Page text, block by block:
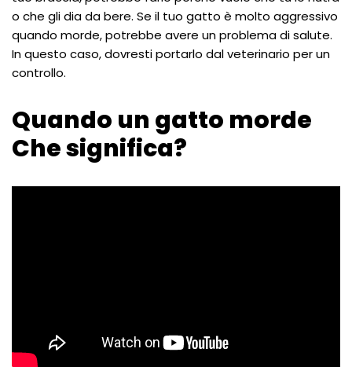
o che gli dia da bere. Se il tuo gatto è molto aggressivo
quando morde, potrebbe avere un problema di salute.
In questo caso, dovresti portarlo dal veterinario per un
controllo.
Quando un gatto morde
Che significa?